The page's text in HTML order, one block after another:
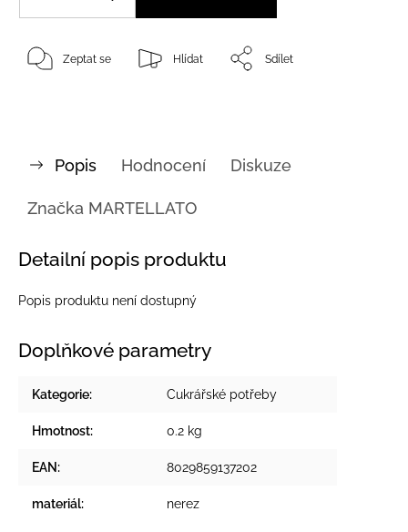
Zeptat se Hlídat Sdílet
Popis Hodnocení Diskuze
Značka MARTELLATO
Detailní popis produktu
Popis produktu není dostupný
Doplňkové parametry
Kategorie: Cukrářské potřeby
Hmotnost: 0.2 kg
EAN: 8029859137202
materiál: nerez